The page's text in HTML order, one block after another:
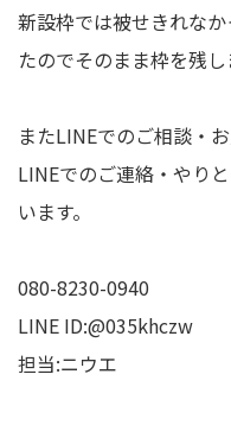
新設枠では被せきれな
たのでそのまま枠を残し
またLINEでのご相談・
LINEでのご連絡・やり
います。
080-8230-0940
LINE ID:@035khczw
担当:ニウエ